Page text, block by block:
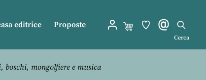
editrice Proposte
Cerca
boschi, mongolfiere e musica